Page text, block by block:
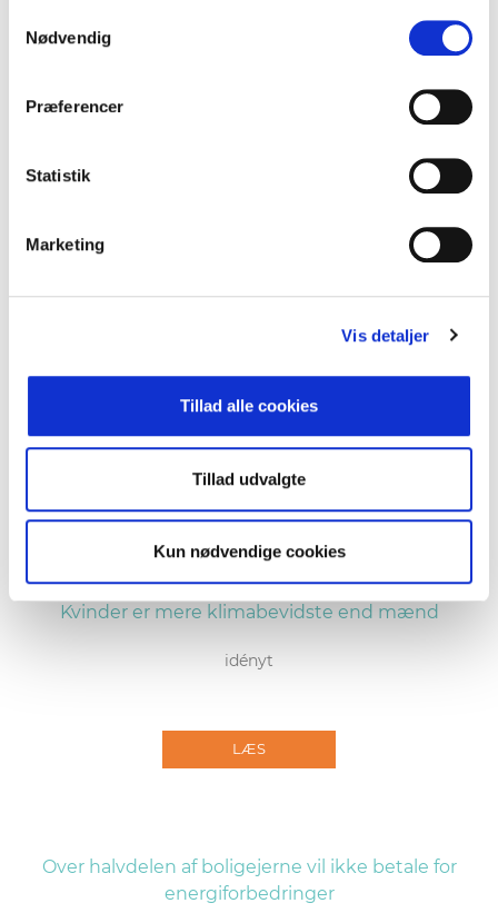
Nødvendig
Præferencer
Statistik
Marketing
Vis detaljer
Tillad alle cookies
Tillad udvalgte
Kun nødvendige cookies
energirenovere deres boliger
Sjællandske nyheder (sn.dk)
Kvinder er mere klimabevidste end mænd
idényt
LÆS
Over halvdelen af boligejerne vil ikke betale for
energiforbedringer